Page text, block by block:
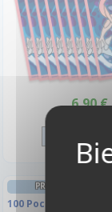
6,90 €
PROTÈGES CARTES
100 Pochettes -